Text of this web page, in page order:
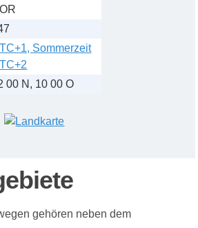
Sommerzeit
00 N, 10 00 O
gehören neben dem